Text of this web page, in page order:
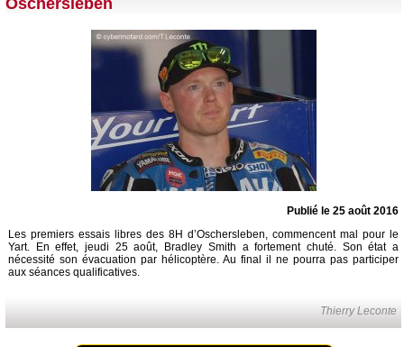
Oschersleben
Publié le 25 août 2016
Les premiers essais libres des 8H d’Oschersleben, commencent mal pour le
Yart. En effet, jeudi 25 août, Bradley Smith a fortement chuté. Son état a
nécessité son évacuation par hélicoptère. Au final il ne pourra pas participer
aux séances qualificatives.
Thierry Leconte